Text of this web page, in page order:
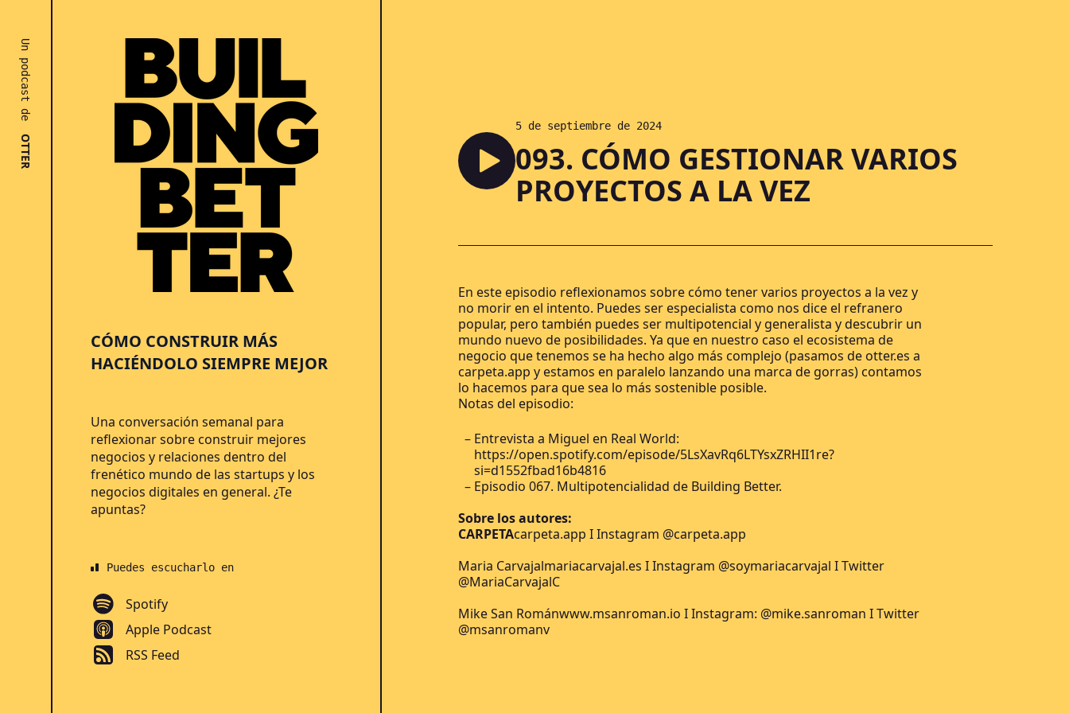
Un podcast de
OTTER
CÓMO CONSTRUIR MÁS
HACIÉNDOLO SIEMPRE MEJOR
Una conversación semanal para
reflexionar sobre construir mejores
negocios y relaciones dentro del
frenético mundo de las startups y los
negocios digitales en general. ¿Te
apuntas?
Puedes escucharlo en
Spotify
Apple Podcast
RSS Feed
093. CÓMO GESTIONAR VARIOS
PROYECTOS A LA VEZ
5 de septiembre de 2024
En este episodio reflexionamos sobre cómo tener varios proyectos a la vez y
no morir en el intento. Puedes ser especialista como nos dice el refranero
popular, pero también puedes ser multipotencial y generalista y descubrir un
mundo nuevo de posibilidades. Ya que en nuestro caso el ecosistema de
negocio que tenemos se ha hecho algo más complejo (pasamos de otter.es a
carpeta.app y estamos en paralelo lanzando una marca de gorras) contamos
lo hacemos para que sea lo más sostenible posible.
Notas del episodio:
Entrevista a Miguel en Real World:
https://open.spotify.com/episode/5LsXavRq6LTYsxZRHII1re?
si=d1552fbad16b4816
Episodio 067. Multipotencialidad de Building Better.
Sobre los autores:
CARPETAcarpeta.app I Instagram @carpeta.app
Maria Carvajalmariacarvajal.es I Instagram @soymariacarvajal I Twitter
@MariaCarvajalC
Mike San Románwww.msanroman.io I Instagram: @mike.sanroman I Twitter
@msanromanv